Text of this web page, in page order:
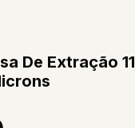
De Extração 11